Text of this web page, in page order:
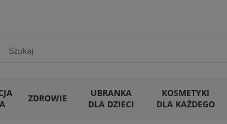
ZDROWIE
UBRANKA
DLA DZIECI
KOSMETYKI
DLA KAŻDEGO